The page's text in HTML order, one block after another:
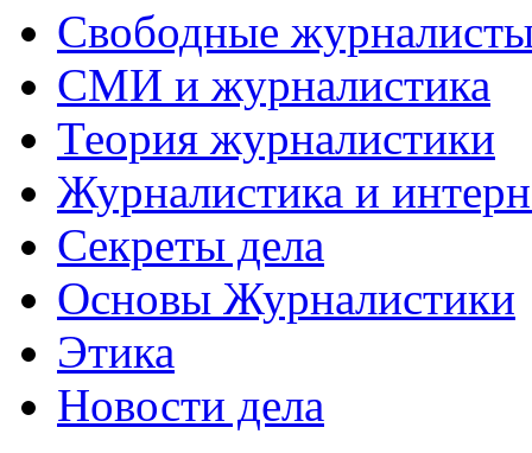
Свободные
СМИ и журналистика
Теория журналистики
Журналистика и
Секреты дела
Основы Журналистики
Этика
Новости дела